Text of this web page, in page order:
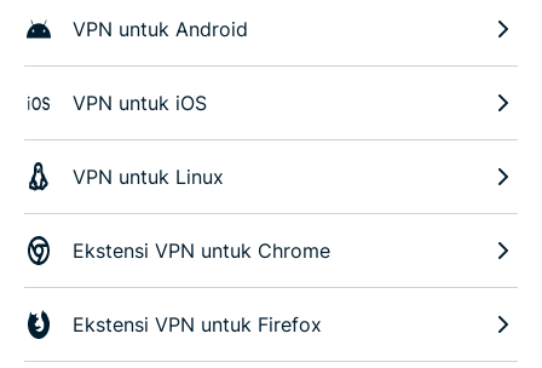
VPN untuk Android
VPN untuk iOS
VPN untuk Linux
Ekstensi VPN untuk Chrome
Ekstensi VPN untuk Firefox